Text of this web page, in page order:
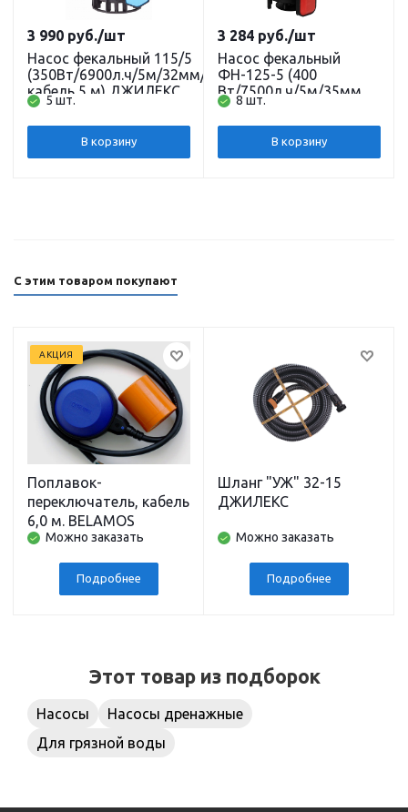
Насос фекальный 115/5
(350Вт/6900л.ч/5м/32мм/
кабель 5 м) ДЖИЛЕКС
5 шт.
3 990 руб./шт
В корзину
Насос фекальный
ФН-125-5 (400
Вт/7500л.ч/5м/35мм/
кабель 6 м.) (GS-400)
JEMIX
8 шт.
3 284 руб./шт
В корзину
С этим товаром покупают
АКЦИЯ
Поплавок-
переключатель, кабель
6,0 м. BELAMOS
Можно заказать
Подробнее
Шланг "УЖ" 32-15
ДЖИЛЕКС
Можно заказать
Подробнее
Этот товар из подборок
Насосы
Насосы дренажные
Для грязной воды